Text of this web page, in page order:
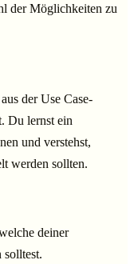
der Möglichkeiten zu
der Use Case-
Du lernst ein
und verstehst,
werden sollten.
deiner
solltest.